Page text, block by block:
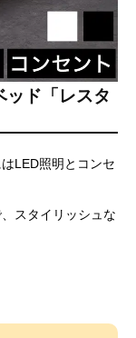
ッド「レスタ
LED照明とコンセ
スタイリッシュな